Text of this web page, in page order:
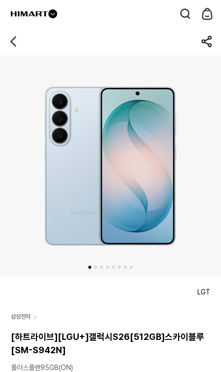
LGT
삼성전자
[하트라이브][LGU+]갤럭시S26[512GB]스카이블루
[SM-S942N]
플러스플랜95GB(ON)